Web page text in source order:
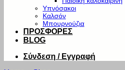
Υπνόσακοι
Καλσόν
Μπουρνούζια
ΠΡΟΣΦΟΡΕΣ
BLOG
Σύνδεση / Εγγραφή